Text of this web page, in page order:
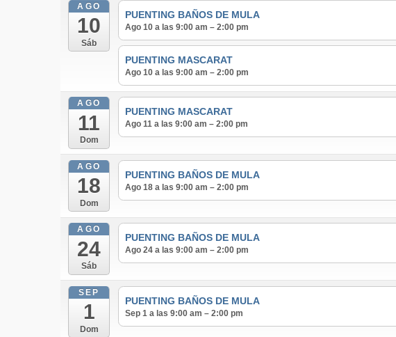
AGO
10
Sáb
PUENTING BAÑOS DE MULA
Ago 10 a las 9:00 am – 2:00 pm
PUENTING MASCARAT
Ago 10 a las 9:00 am – 2:00 pm
AGO
11
Dom
PUENTING MASCARAT
Ago 11 a las 9:00 am – 2:00 pm
AGO
18
Dom
PUENTING BAÑOS DE MULA
Ago 18 a las 9:00 am – 2:00 pm
AGO
24
Sáb
PUENTING BAÑOS DE MULA
Ago 24 a las 9:00 am – 2:00 pm
SEP
1
Dom
PUENTING BAÑOS DE MULA
Sep 1 a las 9:00 am – 2:00 pm